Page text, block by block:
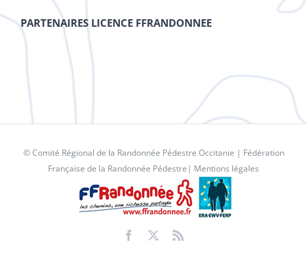
PARTENAIRES LICENCE FFRANDONNEE
© Comité Régional de la Randonnée Pédestre Occitanie | Fédération
Française de la Randonnée Pédestre | Mentions légales
Facebook